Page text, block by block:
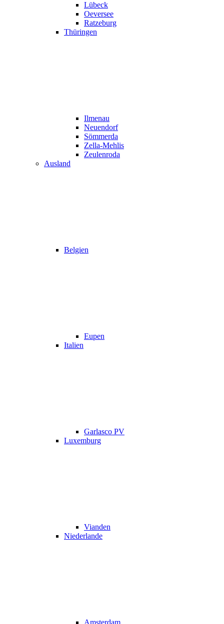
Lübeck
Oeversee
Ratzeburg
Thüringen
Ilmenau
Neuendorf
Sömmerda
Zella-Mehlis
Zeulenroda
Ausland
Belgien
Eupen
Italien
Garlasco PV
Luxemburg
Vianden
Niederlande
Amsterdam